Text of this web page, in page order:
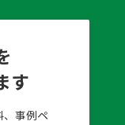
す
事例ペ